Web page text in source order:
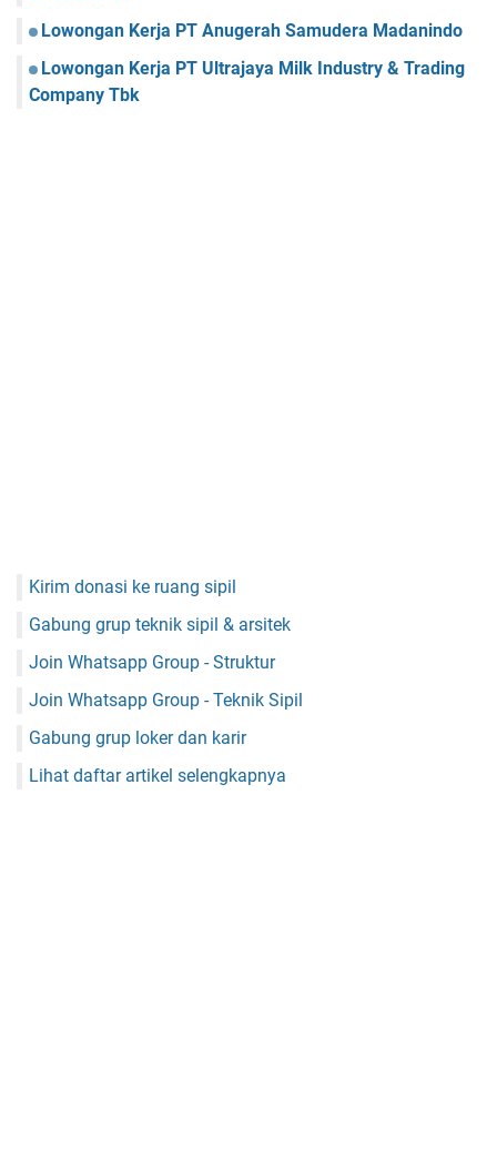
Lowongan Kerja PT Anugerah Samudera Madanindo
Lowongan Kerja PT Ultrajaya Milk Industry & Trading
Company Tbk
Kirim donasi ke ruang sipil
Gabung grup teknik sipil & arsitek
Join Whatsapp Group - Struktur
Join Whatsapp Group - Teknik Sipil
Gabung grup loker dan karir
Lihat daftar artikel selengkapnya